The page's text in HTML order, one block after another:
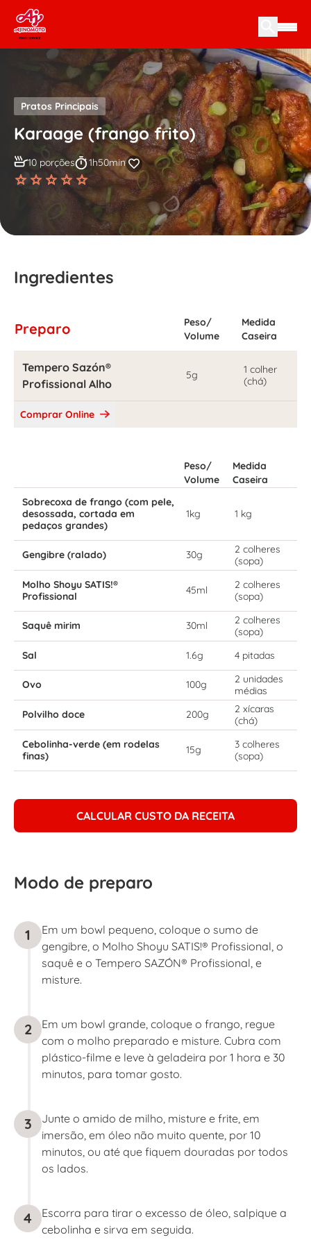
Skip to content
Pratos Principais
Karaage (frango frito)
10 porções 1h50min
Ingredientes
Preparo
Peso/
Volume
Medida
Caseira
Tempero Sazón®
Profissional Alho
5g
1 colher
(chá)
Comprar Online
Peso/
Volume
Medida
Caseira
Sobrecoxa de frango (com pele,
desossada, cortada em
pedaços grandes)
1kg 1 kg
Gengibre (ralado) 30g
2 colheres
(sopa)
Molho Shoyu SATIS!®
Profissional
45ml
2 colheres
(sopa)
Saquê mirim 30ml
2 colheres
(sopa)
Sal
1.6g 4 pitadas
Ovo 100g
2 unidades
médias
Polvilho doce
200g
2 xícaras
(chá)
Cebolinha-verde (em rodelas
finas)
15g
3 colheres
(sopa)
CALCULAR CUSTO DA RECEITA
Modo de preparo
1
Em um bowl pequeno, coloque o sumo de
gengibre, o Molho Shoyu SATIS!® Profissional, o
saquê e o Tempero SAZÓN® Profissional, e
misture.
2
Em um bowl grande, coloque o frango, regue
com o molho preparado e misture. Cubra com
plástico-filme e leve à geladeira por 1 hora e 30
minutos, para tomar gosto.
3
Junte o amido de milho, misture e frite, em
imersão, em óleo não muito quente, por 10
minutos, ou até que fiquem douradas por todos
os lados.
4
Escorra para tirar o excesso de óleo, salpique a
cebolinha e sirva em seguida.